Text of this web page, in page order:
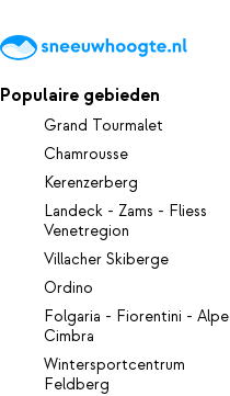
Populaire gebieden
Grand Tourmalet
Chamrousse
Kerenzerberg
Landeck - Zams - Fliess
Venetregion
Villacher Skiberge
Ordino
Folgaria - Fiorentini - Alpe
Cimbra
Wintersportcentrum
Feldberg